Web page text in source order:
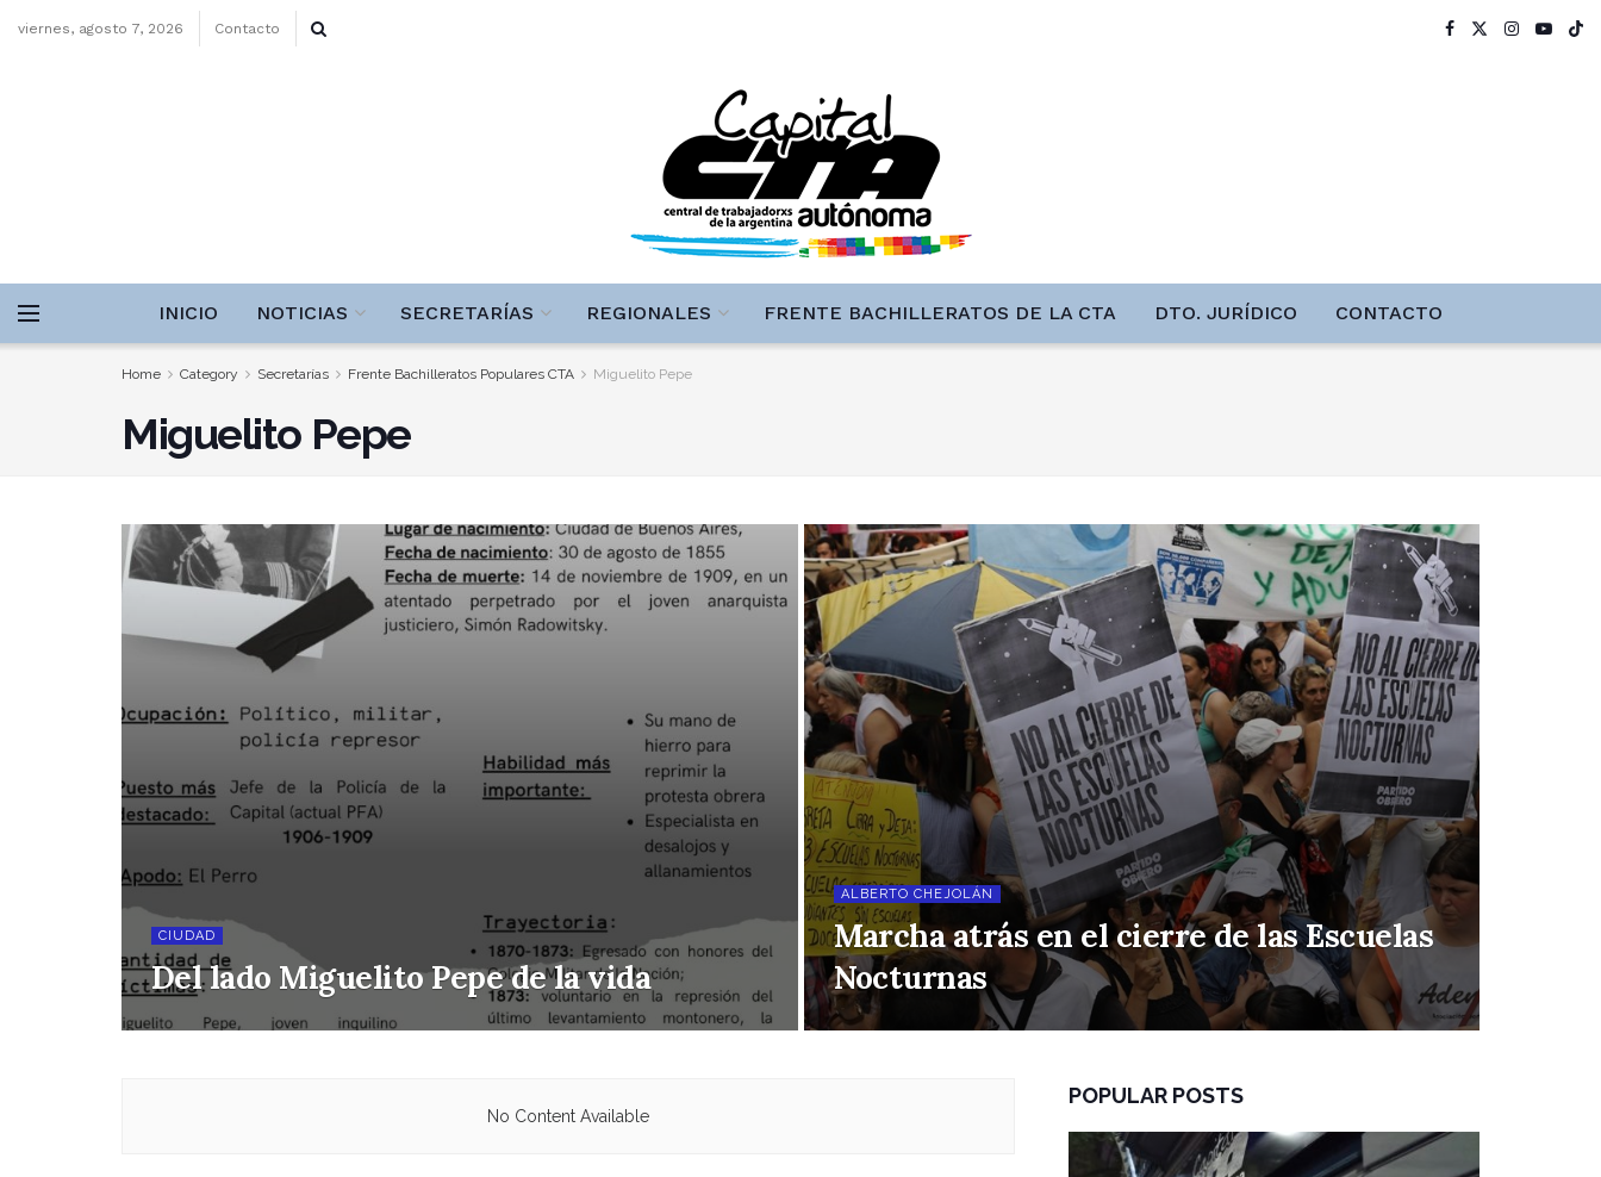
viernes, agosto 7, 2026 Contacto
INICIO NOTICIAS SECRETARÍAS REGIONALES FRENTE BACHILLERATOS DE LA CTA DTO. JURÍDICO CONTACTO
Home Category Secretarías Frente Bachilleratos Populares CTA Miguelito Pepe
Miguelito Pepe
CIUDAD
Del lado Miguelito Pepe de la vida
ALBERTO CHEJOLÁN
Marcha atrás en el cierre de las Escuelas
Nocturnas
No Content Available
POPULAR POSTS